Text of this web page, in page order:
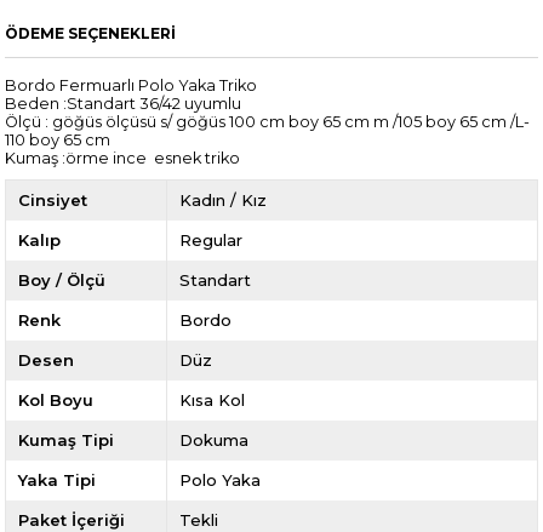
ÖDEME SEÇENEKLERI
Bordo Fermuarlı Polo Yaka Triko
Beden :Standart 36/42 uyumlu
Ölçü : göğüs ölçüsü s/ göğüs 100 cm boy 65 cm m /105 boy 65 cm /L-
110 boy 65 cm
Kumaş :örme ince esnek triko
Cinsiyet Kadın / Kız
Kalıp Regular
Boy / Ölçü Standart
Renk Bordo
Desen Düz
Kol Boyu Kısa Kol
Kumaş Tipi Dokuma
Yaka Tipi Polo Yaka
Paket İçeriği Tekli